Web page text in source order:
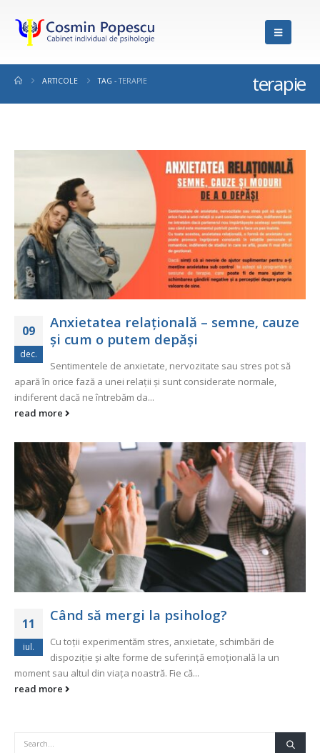
terapie
ARTICOLE TAG -TERAPIE
09
dec.
Anxietatea relațională – semne, cauze
și cum o putem depăși
Sentimentele de anxietate, nervozitate sau stres pot să
apară în orice fază a unei relații și sunt considerate normale,
indiferent dacă ne întrebăm da...
read more
11
iul.
Când să mergi la psiholog?
Cu toții experimentăm stres, anxietate, schimbări de
dispoziție și alte forme de suferință emoțională la un
moment sau altul din viața noastră. Fie că...
read more